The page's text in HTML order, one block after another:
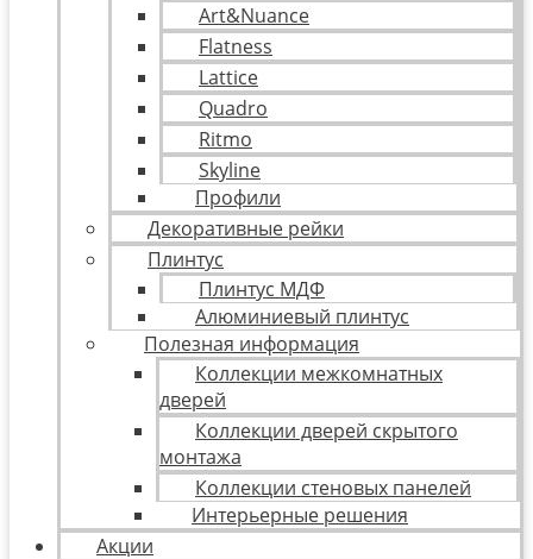
Art&Nuance
Flatness
Lattice
Quadro
Ritmo
Skyline
Профили
Декоративные рейки
Плинтус
Плинтус МДФ
Алюминиевый плинтус
Полезная информация
Коллекции межкомнатных
дверей
Коллекции дверей скрытого
монтажа
Коллекции стеновых панелей
Интерьерные решения
Акции